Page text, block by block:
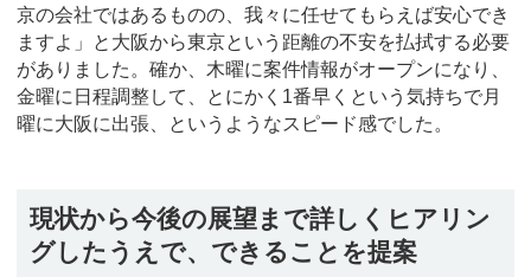
京の会社ではあるものの、我々に任せてもらえば安心でき
ますよ」と大阪から東京という距離の不安を払拭する必要
がありました。確か、木曜に案件情報がオープンになり、
金曜に日程調整して、とにかく1番早くという気持ちで月
曜に大阪に出張、というようなスピード感でした。
現状から今後の展望まで詳しくヒアリン
グしたうえで、できることを提案